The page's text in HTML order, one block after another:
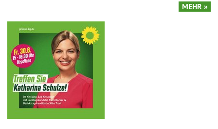
MEHR »